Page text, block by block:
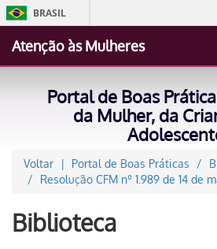
BRASIL
Atenção às Mulheres
Portal de Boas
da Mulher, da
Voltar Portal de Boas Práticas
Resolução CFM nº 1.989 de 14 de
Biblioteca